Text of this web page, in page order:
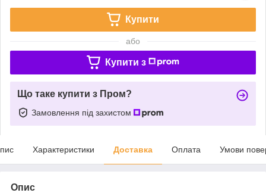
Купити
або
Купити з
Що таке купити з Пром?
Замовлення під захистом
Характеристики Доставка Оплата Умови
Опис